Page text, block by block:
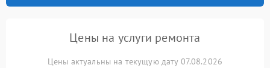
Цены на услуги ремонта
Цены актуальны на текущую дату 07.08.2026